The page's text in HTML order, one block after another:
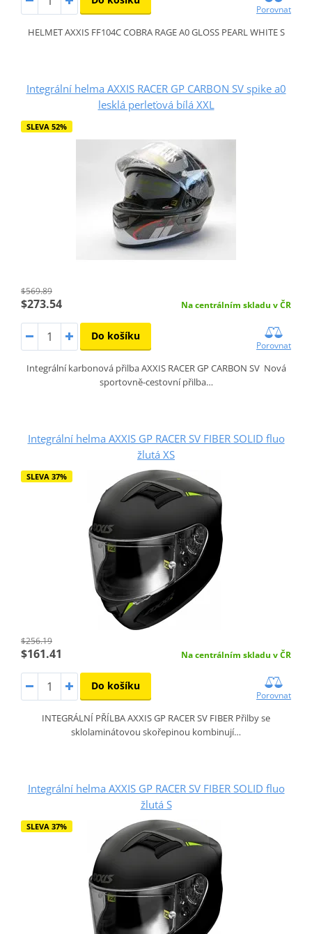
Porovnat
HELMET AXXIS FF104C COBRA RAGE A0 GLOSS PEARL WHITE S
Integrální helma AXXIS RACER GP CARBON SV spike a0
lesklá perleťová bílá XXL
SLEVA 52%
$569.89
$273.54 Na centrálním skladu v ČR
Do košíku
Porovnat
Integrální karbonová přilba AXXIS RACER GP CARBON SV Nová
sportovně-cestovní přilba…
Integrální helma AXXIS GP RACER SV FIBER SOLID fluo
žlutá XS
SLEVA 37%
$256.19
$161.41 Na centrálním skladu v ČR
Do košíku
Porovnat
INTEGRÁLNÍ PŘÍLBA AXXIS GP RACER SV FIBER Přilby se
sklolaminátovou skořepinou kombinují…
Integrální helma AXXIS GP RACER SV FIBER SOLID fluo
žlutá S
SLEVA 37%